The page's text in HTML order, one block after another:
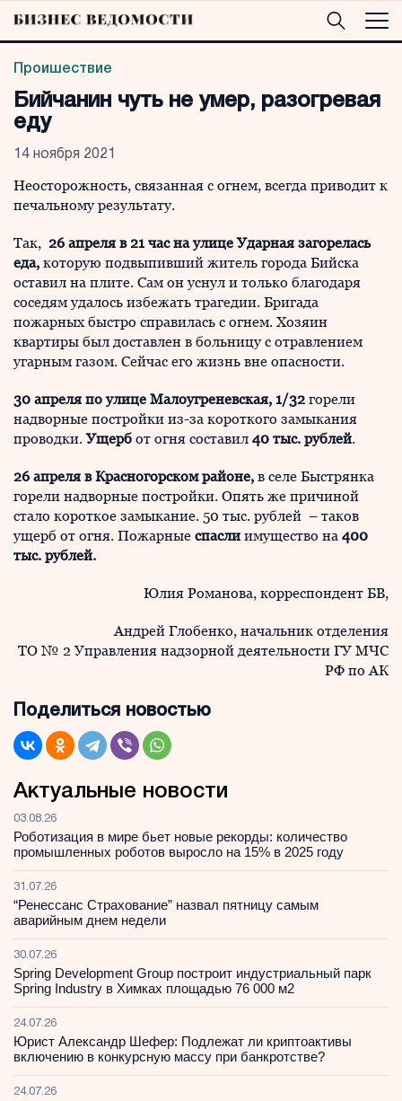
Проишествие
Бийчанин чуть не умер, разогревая
еду
14 ноября 2021
Неосторожность, связанная с огнем, всегда приводит к
печальному результату.
Так, 26 апреля в 21 час на улице Ударная загорелась
еда, которую подвыпивший житель города Бийска
оставил на плите. Сам он уснул и только благодаря
соседям удалось избежать трагедии. Бригада
пожарных быстро справилась с огнем. Хозяин
квартиры был доставлен в больницу с отравлением
угарным газом. Сейчас его жизнь вне опасности.
30 апреля по улице Малоугреневская, 1/32 горели
надворные постройки из-за короткого замыкания
проводки.Ущерб от огня составил 40 тыс. рублей.
26 апреля в Красногорском районе, в селе Быстрянка
горели надворные постройки. Опять же причиной
стало короткое замыкание. 50 тыс. рублей – таков
ущерб от огня. Пожарные спасли имущество на 400
тыс. рублей.
Юлия Романова, корреспондент БВ,
Андрей Глобенко, начальник отделения
ТО № 2 Управления надзорной деятельности ГУ МЧС
РФ по АК
Поделиться новостью
Актуальные новости
03.08.26
Роботизация в мире бьет новые рекорды: количество
промышленных роботов выросло на 15% в 2025 году
31.07.26
“Ренессанс Страхование” назвал пятницу самым
аварийным днем недели
30.07.26
Spring Development Group построит индустриальный парк
Spring Industry в Химках площадью 76 000 м2
24.07.26
Юрист Александр Шефер: Подлежат ли криптоактивы
включению в конкурсную массу при банкротстве?
24.07.26